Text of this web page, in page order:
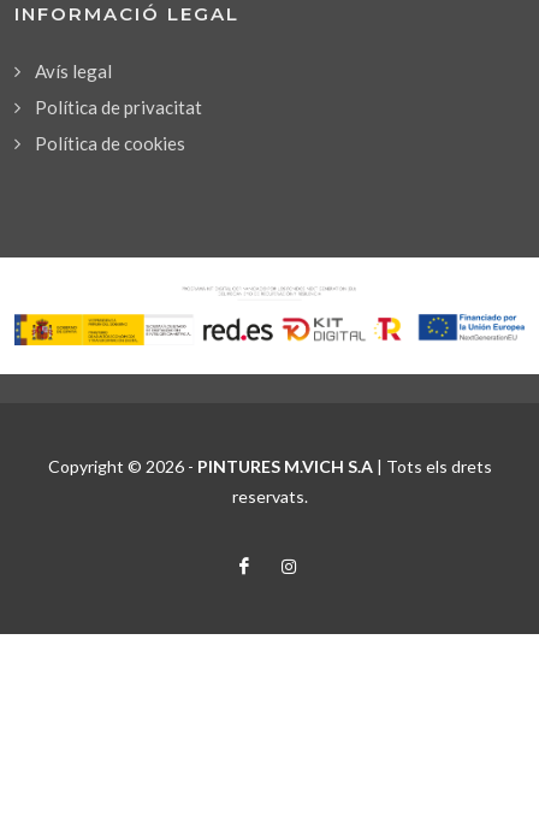
INFORMACIÓ LEGAL
Avís legal
Política de privacitat
Política de cookies
Copyright © 2026 - PINTURES M.VICH S.A| Tots els drets
reservats.